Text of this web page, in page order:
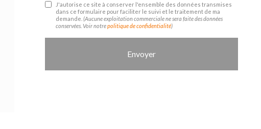
J'autorise ce site à conserver l'ensemble des données transmises
dans ce formulaire pour faciliter le suivi et le traitement de ma
demande. (Aucune exploitation commerciale ne sera faite des données
conservées. Voir notrepolitique de confidentialité)